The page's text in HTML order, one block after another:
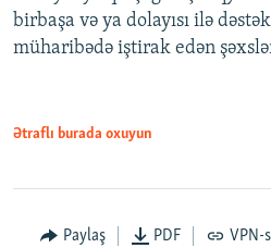
birbaşa və ya dolayısı ilə
müharibədə iştirak edən
Ətraflı burada oxuyun
Paylaş PDF VPN-